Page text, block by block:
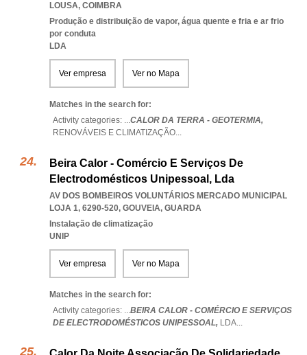
LOUSA, COIMBRA
Produção e distribuição de vapor, água quente e fria e ar frio
por conduta
LDA
Ver empresa Ver no Mapa
Matches in the search for:
Activity categories: ...CALOR DA TERRA - GEOTERMIA,
RENOVÁVEIS E CLIMATIZAÇÃO...
Beira Calor - Comércio E Serviços De
Electrodomésticos Unipessoal, Lda
AV DOS BOMBEIROS VOLUNTÁRIOS MERCADO MUNICIPAL
LOJA 1, 6290-520, GOUVEIA, GUARDA
Instalação de climatização
UNIP
Ver empresa Ver no Mapa
Matches in the search for:
Activity categories: ...BEIRA CALOR - COMÉRCIO E SERVIÇOS
DE ELECTRODOMÉSTICOS UNIPESSOAL, LDA...